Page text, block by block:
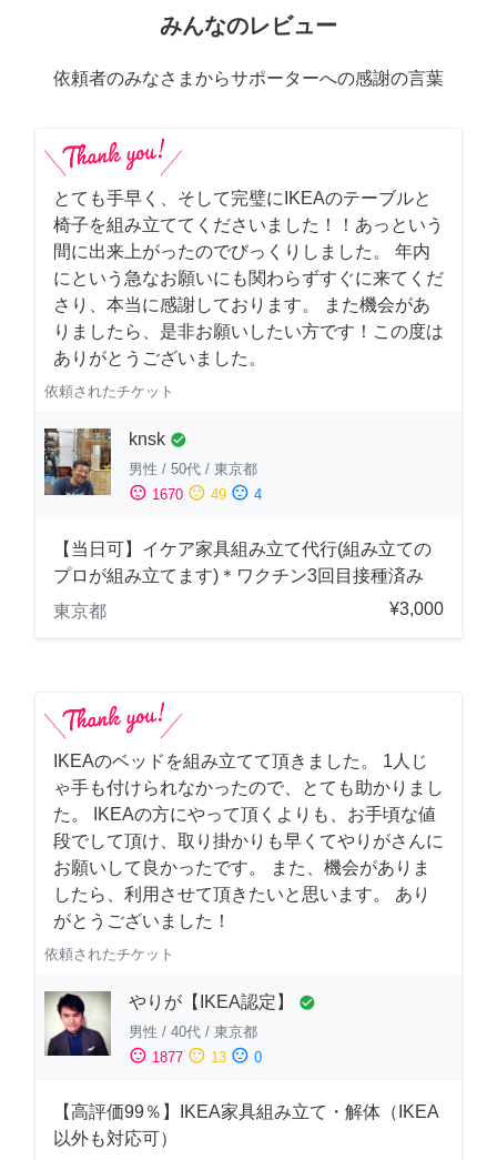
みんなのレビュー
依頼者のみなさまからサポーターへの感謝の言葉
とても手早く、そして完璧にIKEAのテーブルと
椅子を組み立ててくださいました！！あっという
間に出来上がったのでびっくりしました。 年内
にという急なお願いにも関わらずすぐに来てくだ
さり、本当に感謝しております。 また機会があ
りましたら、是非お願いしたい方です！この度は
ありがとうございました。
依頼されたチケット
knsk check_circle
男性 / 50代 / 東京都
sentiment_satisfied 1670 sentiment_neutral 49 sentiment_dissatisfied 4
【当日可】イケア家具組み立て代行(組み立ての
プロが組み立てます)＊ワクチン3回目接種済み
東京都
¥3,000
IKEAのベッドを組み立てて頂きました。 1人じ
ゃ手も付けられなかったので、とても助かりまし
た。 IKEAの方にやって頂くよりも、お手頃な値
段でして頂け、取り掛かりも早くてやりがさんに
お願いして良かったです。 また、機会がありま
したら、利用させて頂きたいと思います。 あり
がとうございました！
依頼されたチケット
やりが【IKEA認定】 check_circle
男性 / 40代 / 東京都
sentiment_satisfied 1877 sentiment_neutral 13 sentiment_dissatisfied 0
【高評価99％】IKEA家具組み立て・解体（IKEA
以外も対応可）